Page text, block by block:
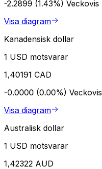
-2.2899 (1.43%) Veckovis
Visa diagram
Kanadensisk dollar
1 USD motsvarar
1,40191 CAD
-0.0000 (0.00%) Veckovis
Visa diagram
Australisk dollar
1 USD motsvarar
1,42322 AUD